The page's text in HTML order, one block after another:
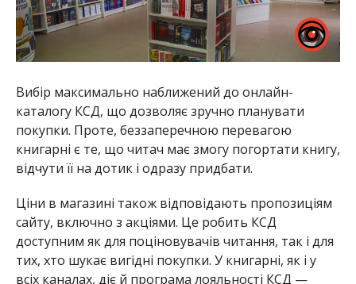
Вибір максимально наближений до онлайн-
каталогу КСД, що дозволяє зручно планувати
покупки. Проте, беззаперечною перевагою
книгарні є те, що читач має змогу погортати книгу,
відчути її на дотик і одразу придбати.
Ціни в магазині також відповідають пропозиціям
сайту, включно з акціями. Це робить КСД
доступним як для поціновувачів читання, так і для
тих, хто шукає вигідні покупки. У книгарні, як і у
всіх каналах, діє й програма лояльності КСД —